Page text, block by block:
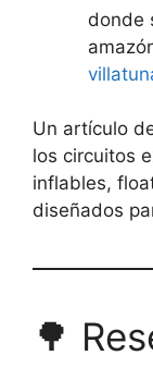
donde
Un artículo
los circuitos
inflables,
diseñados
🌳